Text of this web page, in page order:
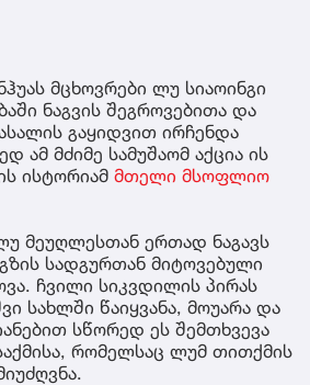
მცხოვრები ლუ სიაოინგი
ნაგვის შეგროვებითა და
გაყიდვით ირჩენდა
ამ მძიმე სამუშაომ აქცია ის
ისტორიამ მთელი მსოფლიო
მეუღლესთან ერთად ნაგავს
სადგურთან მიტოვებული
ჩვილი სიკვდილის პირას
სახლში წაიყვანა, მოუარა და
სწორედ ეს შემთხვევა
რომელსაც ლუმ თითქმის